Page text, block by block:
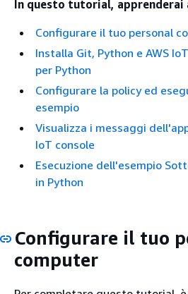
In questo tutorial, apprenderai
Configurare il tuo personal
Installa Git, Python e AWS
per Python
Configurare la policy ed
esempio
Visualizza i messaggi
IoT console
Esecuzione dell'esempio
in Python
Configurare il tuo
computer